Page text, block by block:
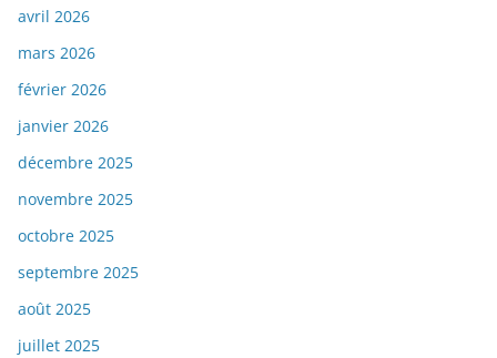
avril 2026
mars 2026
février 2026
janvier 2026
décembre 2025
novembre 2025
octobre 2025
septembre 2025
août 2025
juillet 2025